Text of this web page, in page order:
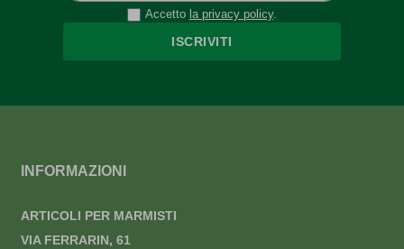
Accetto la privacy policy.
ISCRIVITI
INFORMAZIONI
ARTICOLI PER MARMISTI
VIA FERRARIN, 61